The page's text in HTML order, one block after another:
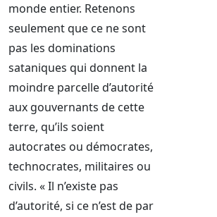
monde entier. Retenons
seulement que ce ne sont
pas les dominations
sataniques qui donnent la
moindre parcelle d’autorité
aux gouvernants de cette
terre, qu’ils soient
autocrates ou démocrates,
technocrates, militaires ou
civils. « Il n’existe pas
d’autorité, si ce n’est de par